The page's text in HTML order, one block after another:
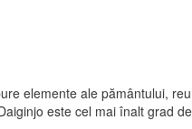
elemente ale pământului,
este cel mai înalt grad